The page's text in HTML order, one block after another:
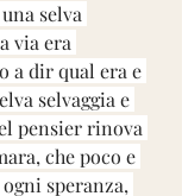
selva
via era
a dir qual era e
selvaggia e
pensier rinova
che poco e
speranza,